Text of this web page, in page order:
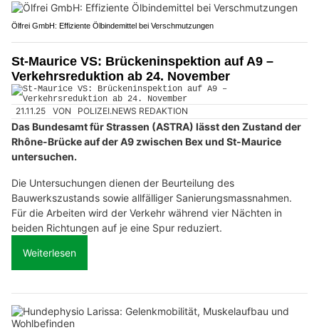
Ölfrei GmbH: Effiziente Ölbindemittel bei Verschmutzungen
St-Maurice VS: Brückeninspektion auf A9 –
Verkehrsreduktion ab 24. November
21.11.25 VON POLIZEI.NEWS REDAKTION
Das Bundesamt für Strassen (ASTRA) lässt den Zustand der
Rhône-Brücke auf der A9 zwischen Bex und St-Maurice
untersuchen.
Die Untersuchungen dienen der Beurteilung des
Bauwerkszustands sowie allfälliger Sanierungsmassnahmen.
Für die Arbeiten wird der Verkehr während vier Nächten in
beiden Richtungen auf je eine Spur reduziert.
Weiterlesen